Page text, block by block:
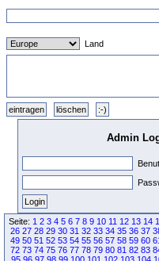
Land
Admin
Seite: 1 2 3 4 5 6 7 8 9 10 11 12 13 14
26 27 28 29 30 31 32 33 34 35 36 37
49 50 51 52 53 54 55 56 57 58 59 60
72 73 74 75 76 77 78 79 80 81 82 83